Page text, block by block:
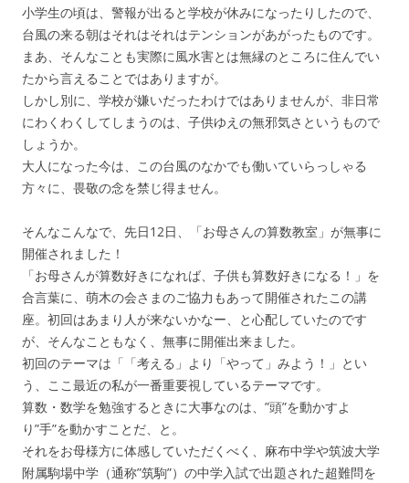
小学生の頃は、警報が出ると学校が休みになったりしたので、
台風の来る朝はそれはそれはテンションがあがったものです。
まあ、そんなことも実際に風水害とは無縁のところに住んでい
たから言えることではありますが。
しかし別に、学校が嫌いだったわけではありませんが、非日常
にわくわくしてしまうのは、子供ゆえの無邪気さというもので
しょうか。
大人になった今は、この台風のなかでも働いていらっしゃる
方々に、畏敬の念を禁じ得ません。
そんなこんなで、先日12日、「お母さんの算数教室」が無事に
開催されました！
「お母さんが算数好きになれば、子供も算数好きになる！」を
合言葉に、萌木の会さまのご協力もあって開催されたこの講
座。初回はあまり人が来ないかなー、と心配していたのです
が、そんなこともなく、無事に開催出来ました。
初回のテーマは「「考える」より「やって」みよう！」とい
う、ここ最近の私が一番重要視しているテーマです。
算数・数学を勉強するときに大事なのは、”頭”を動かすよ
り”手”を動かすことだ、と。
それをお母様方に体感していただくべく、麻布中学や筑波大学
附属駒場中学（通称”筑駒”）の中学入試で出題された超難問を